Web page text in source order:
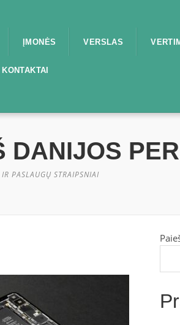
ĮMONĖS VERSLAS
KONTAKTAI
DANIJOS
IR PASLAUGŲ STRAIPSNIAI